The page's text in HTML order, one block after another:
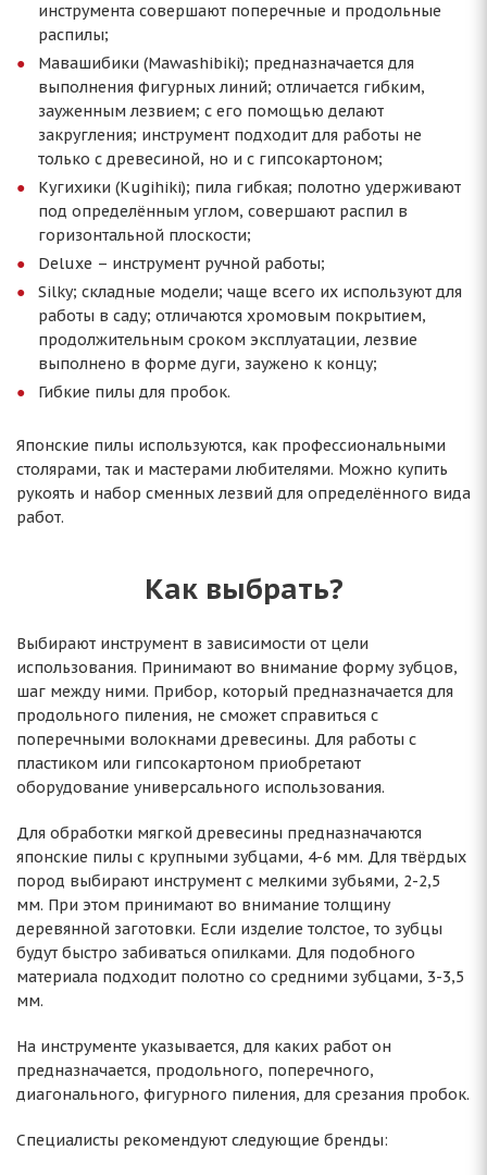
инструмента совершают поперечные и продольные
распилы;
Мавашибики (Mawashibiki); предназначается для
выполнения фигурных линий; отличается гибким,
зауженным лезвием; с его помощью делают
закругления; инструмент подходит для работы не
только с древесиной, но и с гипсокартоном;
Кугихики (Kugihiki); пила гибкая; полотно удерживают
под определённым углом, совершают распил в
горизонтальной плоскости;
Deluxe – инструмент ручной работы;
Silky; складные модели; чаще всего их используют для
работы в саду; отличаются хромовым покрытием,
продолжительным сроком эксплуатации, лезвие
выполнено в форме дуги, заужено к концу;
Гибкие пилы для пробок.
Японские пилы используются, как профессиональными
столярами, так и мастерами любителями. Можно купить
рукоять и набор сменных лезвий для определённого вида
работ.
Как выбрать?
Выбирают инструмент в зависимости от цели
использования. Принимают во внимание форму зубцов,
шаг между ними. Прибор, который предназначается для
продольного пиления, не сможет справиться с
поперечными волокнами древесины. Для работы с
пластиком или гипсокартоном приобретают
оборудование универсального использования.
Для обработки мягкой древесины предназначаются
японские пилы с крупными зубцами, 4-6 мм. Для твёрдых
пород выбирают инструмент с мелкими зубьями, 2-2,5
мм. При этом принимают во внимание толщину
деревянной заготовки. Если изделие толстое, то зубцы
будут быстро забиваться опилками. Для подобного
материала подходит полотно со средними зубцами, 3-3,5
мм.
На инструменте указывается, для каких работ он
предназначается, продольного, поперечного,
диагонального, фигурного пиления, для срезания пробок.
Специалисты рекомендуют следующие бренды: